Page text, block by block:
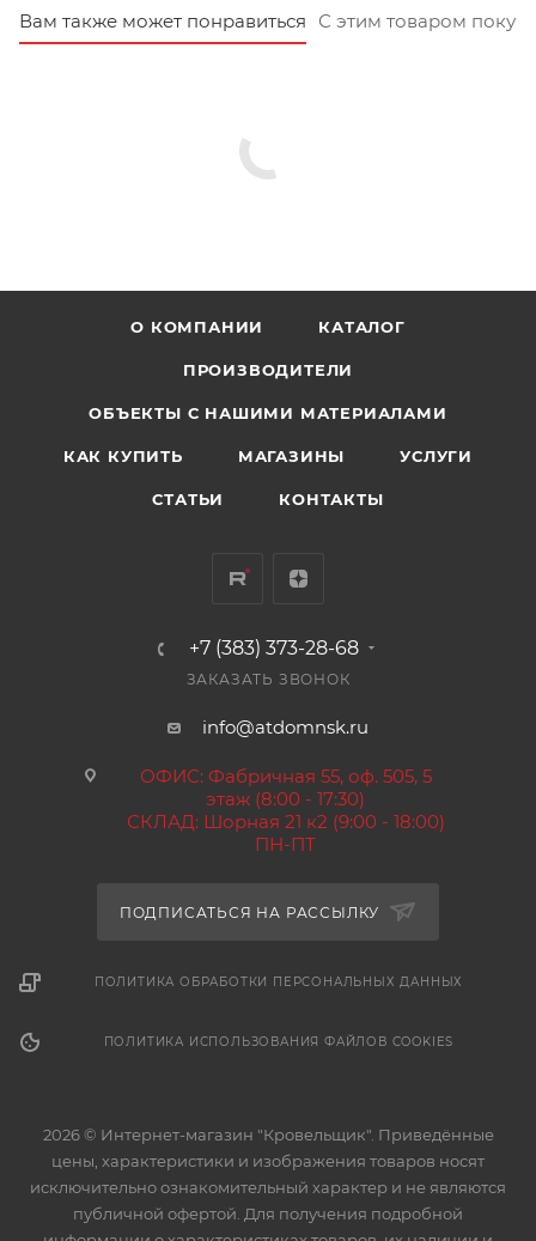
Вам также может понравиться С этим товаром
О КОМПАНИИ КАТАЛОГ
ПРОИЗВОДИТЕЛИ
ОБЪЕКТЫ С НАШИМИ МАТЕРИАЛАМИ
КАК КУПИТЬ МАГАЗИНЫ УСЛУГИ
СТАТЬИ КОНТАКТЫ
+7 (383) 373-28-68
ЗАКАЗАТЬ ЗВОНОК
info@atdomnsk.ru
ОФИС: Фабричная 55, оф. 505, 5
этаж (8:00 - 17:30)
СКЛАД: Шорная 21 к2 (9:00 - 18:00)
ПН-ПТ
ПОДПИСАТЬСЯ НА РАССЫЛКУ
ПОЛИТИКА ОБРАБОТКИ ПЕРСОНАЛЬНЫХ ДАННЫХ
ПОЛИТИКА ИСПОЛЬЗОВАНИЯ ФАЙЛОВ COOKIES
2026 © Интернет-магазин "Кровельщик". Приведённые
цены, характеристики и изображения товаров носят
исключительно ознакомительный характер и не являются
публичной офертой. Для получения подробной